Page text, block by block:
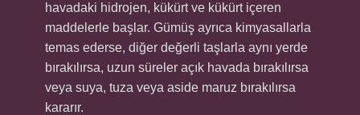
havadaki hidrojen, kükürt ve kükürt içeren
maddelerle başlar. Gümüş ayrıca kimyasallarla
temas ederse, diğer değerli taşlarla aynı yerde
bırakılırsa, uzun süreler açık havada bırakılırsa
veya suya, tuza veya aside maruz bırakılırsa
kararır.